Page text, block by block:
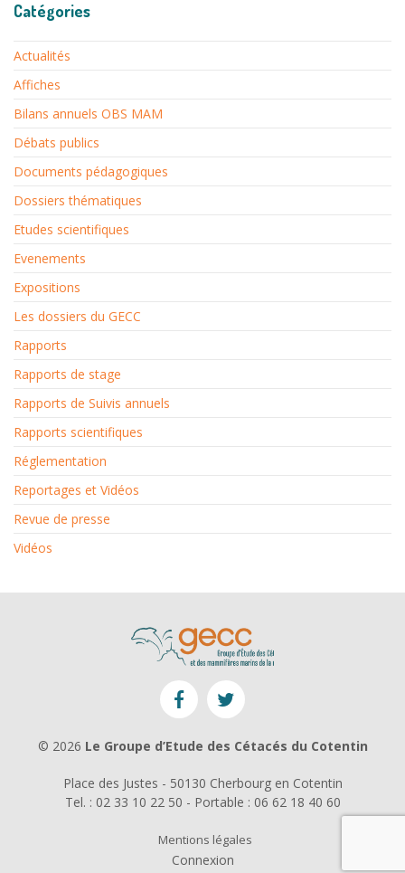
Catégories
Actualités
Affiches
Bilans annuels OBS MAM
Débats publics
Documents pédagogiques
Dossiers thématiques
Etudes scientifiques
Evenements
Expositions
Les dossiers du GECC
Rapports
Rapports de stage
Rapports de Suivis annuels
Rapports scientifiques
Réglementation
Reportages et Vidéos
Revue de presse
Vidéos
© 2026 Le Groupe d’Etude des Cétacés du Cotentin
Place des Justes - 50130 Cherbourg en Cotentin
Tel. : 02 33 10 22 50 - Portable : 06 62 18 40 60
Mentions légales
Connexion